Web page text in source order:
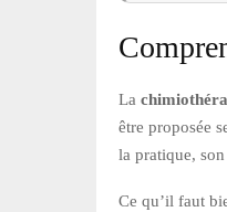
La
être proposée
la pratique,
Ce qu’il faut